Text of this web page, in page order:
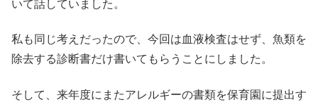
いて話していました。
私も同じ考えだったので、今回は血液検査はせず、魚類を
除去する診断書だけ書いてもらうことにしました。
そして、来年度にまたアレルギーの書類を保育園に提出す